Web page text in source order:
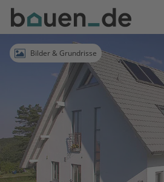
Bauen
Logo
AnmeldenBilder & Grundrisse